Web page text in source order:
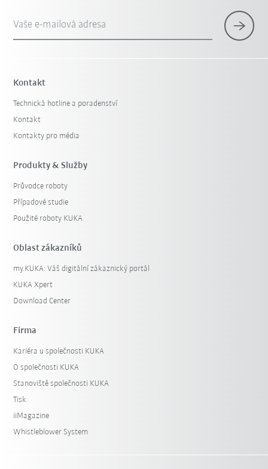
Vaše e-mailová adresa
Kontakt
Technická hotline a poradenství
Kontakt
Kontakty pro média
Produkty & Služby
Průvodce roboty
Případové studie
Použité roboty KUKA
Oblast zákazníků
my.KUKA: Váš digitální zákaznický portál
KUKA Xpert
Download Center
Firma
Kariéra u společnosti KUKA
O společnosti KUKA
Stanoviště společnosti KUKA
Tisk
iiMagazine
Whistleblower System